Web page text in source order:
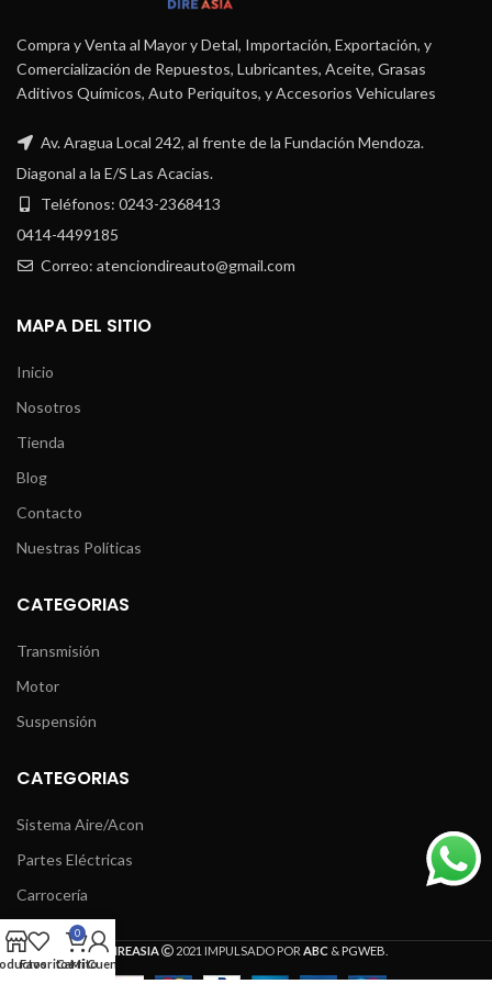
Compra y Venta al Mayor y Detal, Importación, Exportación, y
Comercialización de Repuestos, Lubricantes, Aceite, Grasas
Aditivos Químicos, Auto Periquitos, y Accesorios Vehiculares
Av. Aragua Local 242, al frente de la Fundación Mendoza.
Diagonal a la E/S Las Acacias.
Teléfonos: 0243-2368413
0414-4499185
Correo: atenciondireauto@gmail.com
MAPA DEL SITIO
Inicio
Nosotros
Tienda
Blog
Contacto
Nuestras Políticas
CATEGORIAS
Transmisión
Motor
Suspensión
CATEGORIAS
Sistema Aire/Acon
Partes Eléctricas
Carrocería
DIREASIA 2021 IMPULSADO POR ABC &PGWEB
Favoritos
0
Carrito
Mi Cuenta